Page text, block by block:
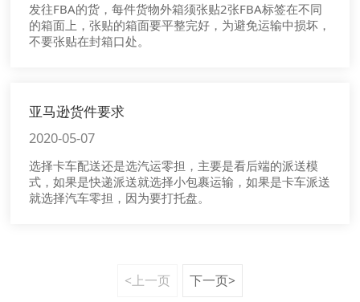
发往FBA的货，每件货物外箱须张贴2张FBA标签在不同
的箱面上，张贴的箱面要平整完好，为避免运输中损坏，
不要张贴在封箱口处。
亚马逊货件要求
2020-05-07
选择卡车配送还是选汽运零担，主要是看后端的派送模
式，如果是快递派送就选择小包裹运输，如果是卡车派送
就选择汽车零担，因为要打托盘。
<上一页 下一页>